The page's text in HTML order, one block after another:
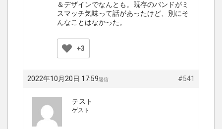
＆デザインでなんとも。既存のバンドがミ
スマッチ気味って話があったけど、別にそ
んなことはなかった。
+3
2022年10月20日 17:59 #541
返信
テスト
ゲスト